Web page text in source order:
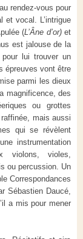
rendez-vous pour
et vocal. L’intrigue
(L’Âne d’or)et
est jalouse de la
lui trouver un
épreuves vont être
parmi les dieux
magnificence, des
ou grottes
mais aussi
qui se révèlent
instrumentation
violons, violes,
ou percussion. Un
Correspondances
Sébastien Daucé,
a mis pour mener